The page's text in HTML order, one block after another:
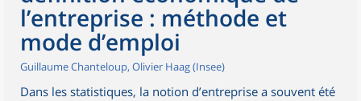
l’entreprise : méthode et
mode d’emploi
Guillaume Chanteloup, Olivier Haag (Insee)
Dans les statistiques, la notion d’entreprise a souvent été